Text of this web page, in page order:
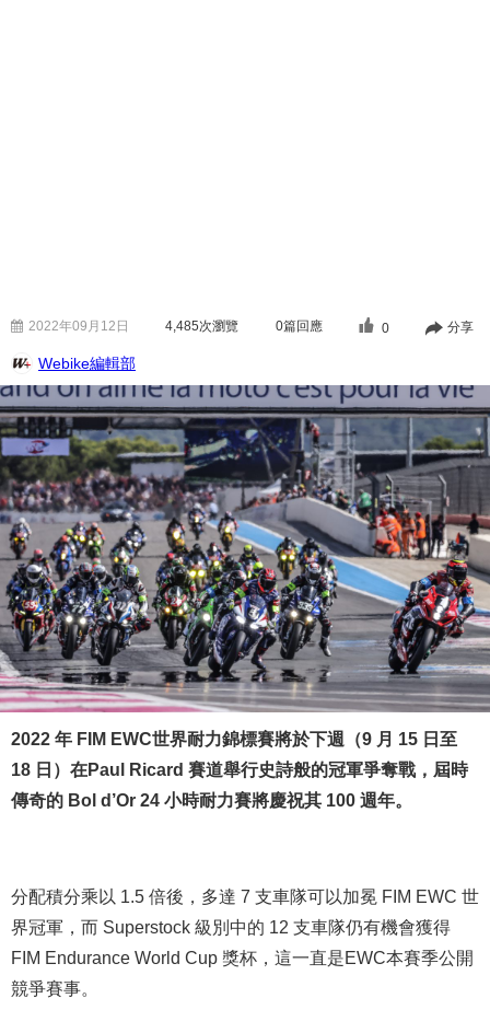
2022年09月12日 4,485次瀏覽 0篇回應 0 分享
Webike編輯部
2022 年 FIM EWC世界耐力錦標賽將於下週（9 月 15 日至
18 日）在Paul Ricard 賽道舉行史詩般的冠軍爭奪戰，屆時
傳奇的 Bol d’Or 24 小時耐力賽將慶祝其 100 週年。
分配積分乘以 1.5 倍後，多達 7 支車隊可以加冕 FIM EWC 世
界冠軍，而 Superstock 級別中的 12 支車隊仍有機會獲得
FIM Endurance World Cup 獎杯，這一直是EWC本賽季公開
競爭賽事。